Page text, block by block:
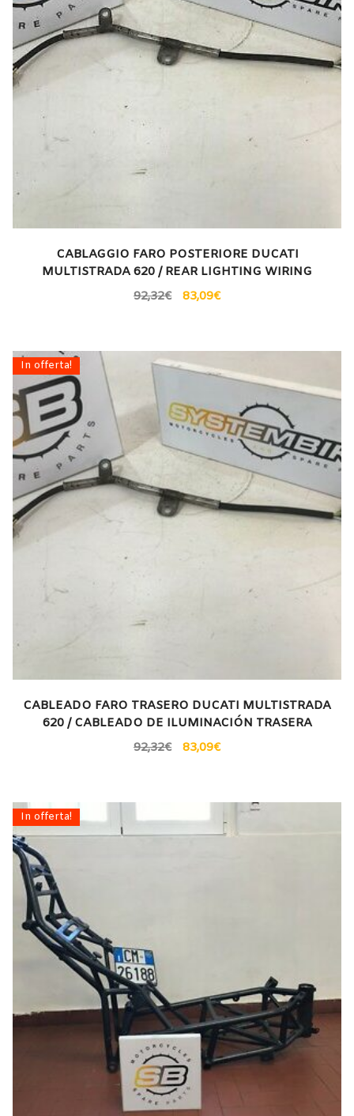
CABLAGGIO FARO POSTERIORE DUCATI
MULTISTRADA 620 / REAR LIGHTING WIRING
92,32€ 83,09€
In offerta!
CABLEADO FARO TRASERO DUCATI MULTISTRADA
620 / CABLEADO DE ILUMINACIÓN TRASERA
92,32€ 83,09€
In offerta!